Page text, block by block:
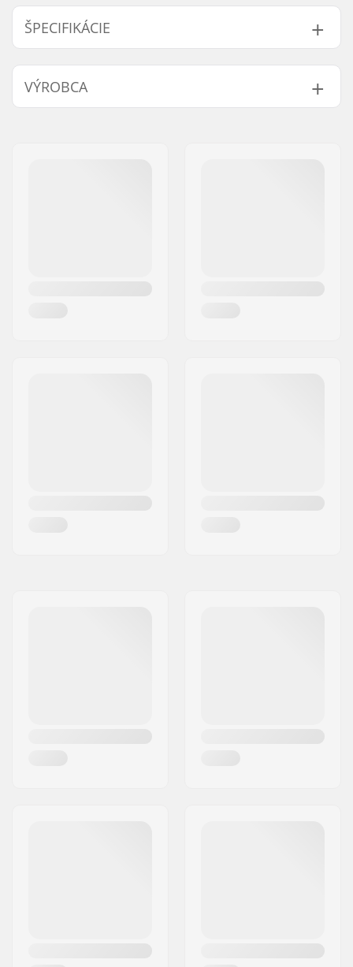
ŠPECIFIKÁCIE
Náboj:
Kazeta
Strana vodiča:
Počet zubov:
9T
VÝROBCA